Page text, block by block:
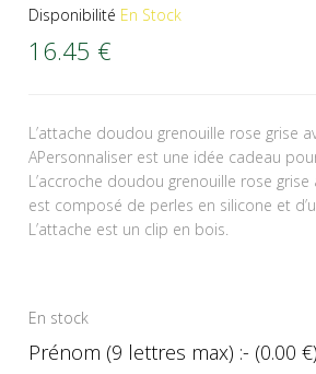
Disponibilité En Stock
16.45 €
L’attache doudou grenouille rose grise
APersonnaliser est une idée cadeau
L’accroche doudou grenouille rose
est composé de perles en silicone et
L’attache est un clip en bois.
En stock
Prénom (9 lettres max) :- (0.00€